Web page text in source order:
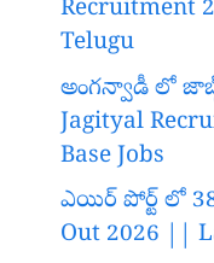
Recruitment
Telugu
అంగన్వాడీ లో
Jagityal
Base Jobs
ఎయిర్ పోర్ట్ లో
Out 2026 ||